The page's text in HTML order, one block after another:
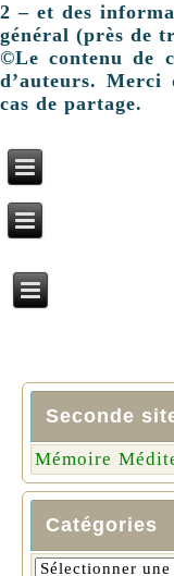
2 – et des
général (près de
©Le contenu de
d’auteurs.
cas de partage.
Seconde
Mémoire
Catégories